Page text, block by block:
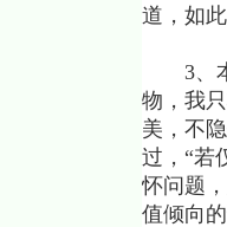
道，如
3、本
物，我
美，不
过，“若
怀问题
值倾向